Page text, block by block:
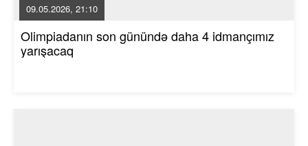
09.05.2026, 21:10
Olimpiadanın son günündə daha 4 idmançımız
yarışacaq